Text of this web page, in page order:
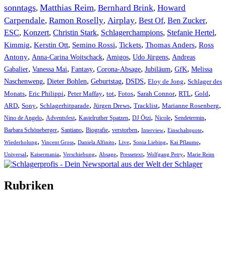
sonntags, Matthias Reim, Bernhard Brink, Howard
Carpendale, Ramon Roselly, Airplay, Best Of, Ben Zucker,
ESC, Konzert, Christin Stark, Schlagerchampions, Stefanie Hertel,
Kimmig, Kerstin Ott, Semino Rossi, Tickets, Thomas Anders, Ross
Antony, Anna-Carina Woitschack, Amigos, Udo Jürgens, Andreas
Gabalier, Vanessa Mai, Fantasy, Corona-Absage, Jubiläum, GfK, Melissa
Naschenweng, Dieter Bohlen, Geburtstag, DSDS, Eloy de Jong, Schlager des
Monats, Eric Philippi, Peter Maffay, tot, Fotos, Sarah Connor, RTL, Gold,
ARD, Sony, Schlagerhitparade, Jürgen Drews, Tracklist, Marianne Rosenberg,
Nino de Angelo, Adventsfest, Kastelruther Spatzen, DJ Ötzi, Nicole, Sendetermin,
Barbara Schöneberger, Santiano, Biografie, verstorben, Interview, Einschaltquote,
Wiederholung, Vincent Gross, Daniela Alfinito, Live, Sonia Liebing, Kai Pflaume,
Universal, Kaisermania, Verschiebung, Absage, Pressetext, Wolfgang Petry, Marie Reim
Rubriken